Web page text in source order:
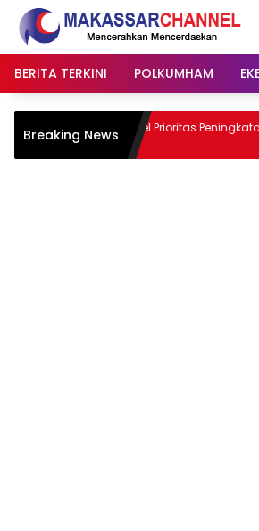
Langsung
konten
BERITA TERKINI
POLKUMHAM
Breaking News
PWI Sulsel Prioritas Peningkatan
Jurnalis